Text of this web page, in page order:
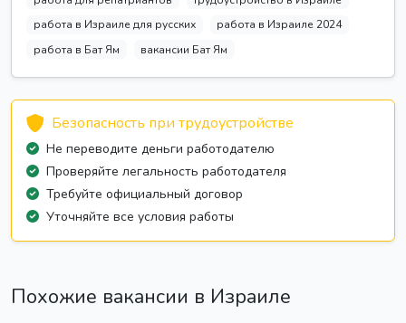
работа в Израиле для русских
работа в Израиле 2024
работа в Бат Ям
вакансии Бат Ям
Безопасность при трудоустройстве
Не переводите деньги работодателю
Проверяйте легальность работодателя
Требуйте официальный договор
Уточняйте все условия работы
Похожие вакансии в Израиле